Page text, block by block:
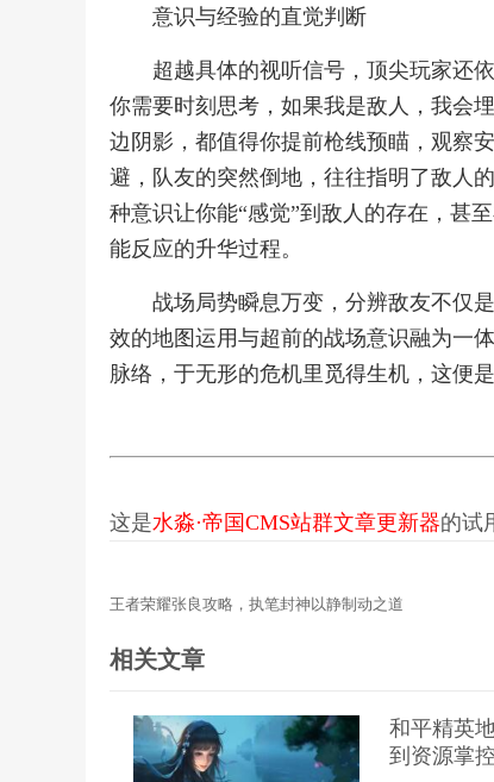
意识与经验的直觉判断
超越具体的视听信号，顶尖玩家还
你需要时刻思考，如果我是敌人，我会
边阴影，都值得你提前枪线预瞄，观察
避，队友的突然倒地，往往指明了敌人
种意识让你能“感觉”到敌人的存在，甚
能反应的升华过程。
战场局势瞬息万变，分辨敌友不仅
效的地图运用与超前的战场意识融为一
脉络，于无形的危机里觅得生机，这便
这是水淼·帝国CMS站群文章更新器的试
王者荣耀张良攻略，执笔封神以静制动之道
相关文章
和平精英
到资源掌